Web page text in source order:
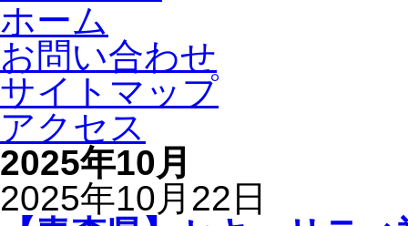
ホーム
お問い合わせ
サイトマップ
アクセス
2025年10月
2025年10月22日